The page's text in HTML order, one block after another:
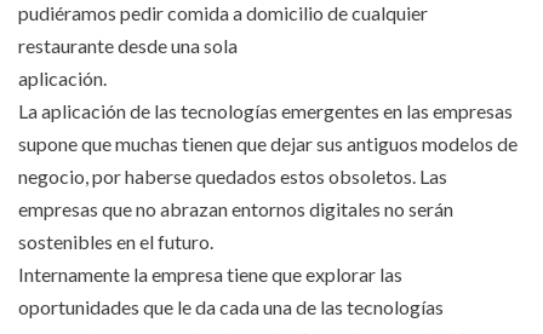
pudiéramos pedir comida a domicilio de cualquier
restaurante desde una sola
aplicación.
La aplicación de las tecnologías emergentes en las empresas
supone que muchas tienen que dejar sus antiguos modelos de
negocio, por haberse quedados estos obsoletos. Las
empresas que no abrazan entornos digitales no serán
sostenibles en el futuro.
Internamente la empresa tiene que explorar las
oportunidades que le da cada una de las tecnologías